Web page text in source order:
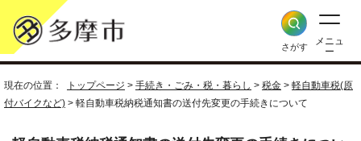
さがす
メニュ
ー
現在の位置： トップページ > 手続き・ごみ・税・暮らし > 税金 > 軽自動車税(原
付バイクなど) > 軽自動車税納税通知書の送付先変更の手続きについて